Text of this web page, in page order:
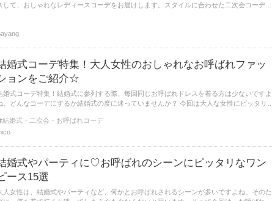
して、おしゃれなレディースコーデをお届けします。スタイルに合わせた二次会コーデの
婚式コーデ特集！大人女性のおしゃれなお呼ばれファッ
ョンをご紹介☆
婚式コーデ特集！結婚式に参列する際、毎回同じお呼ばれドレスを着る方は少ないですよ
。どんなコーデにするか結婚式の度に迷っていませんか？ 今回は大人な女性にピッタリ
結婚式・二次会・お呼ばれコーデ
婚式やパーティに♡お呼ばれのシーンにピッタリなワン
ース15選
人女性は、結婚式やパーティなど、何かとお呼ばれされるシーンが多いですよね。そのた